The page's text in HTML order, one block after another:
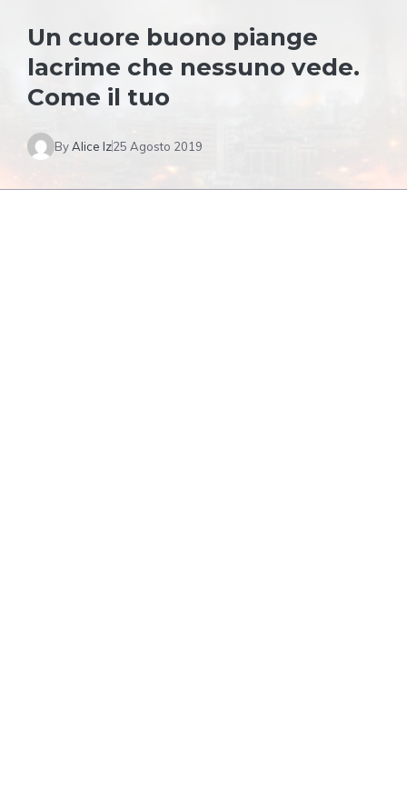
Un cuore buono piange
lacrime che nessuno vede.
Come il tuo
ByAlice Iz25 Agosto 2019